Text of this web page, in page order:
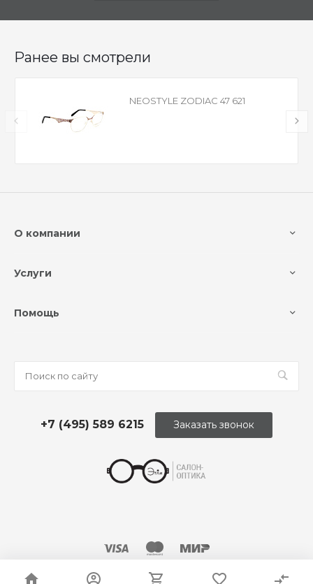
Ранее вы смотрели
NEOSTYLE ZODIAC 47 621
О компании
Услуги
Помощь
+7 (495) 589 6215 Заказать звонок